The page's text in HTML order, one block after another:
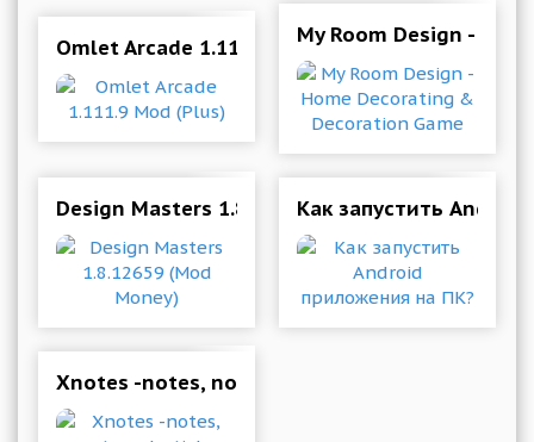
Omlet Arcade 1.111.9 Mod (Plus)My Room Design -
Design Masters 1.8.12659 (Mod Money)
Как запустить
Xnotes -notes, notepad, sticky notes, notebook